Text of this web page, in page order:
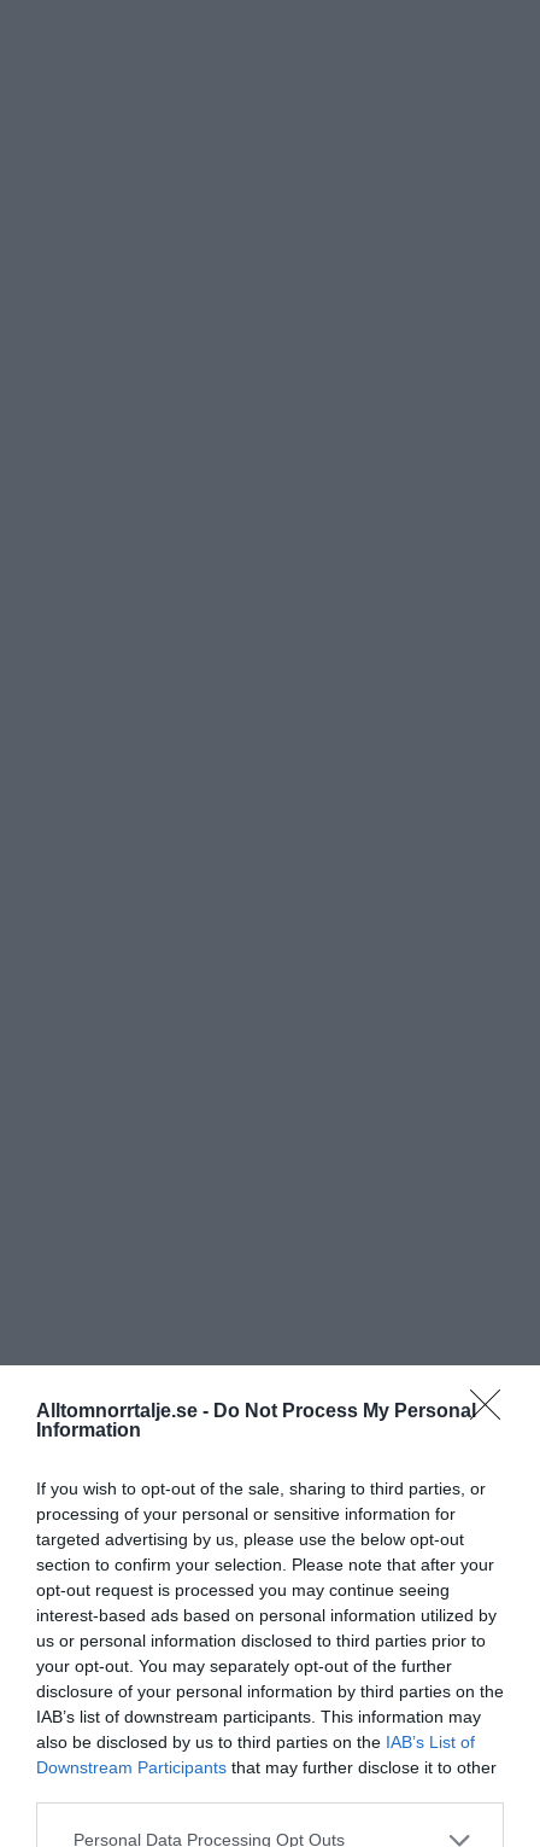
Alltomnorrtalje.se - Do Not Process My Personal
Information
If you wish to opt-out of the sale, sharing to third parties, or
processing of your personal or sensitive information for
targeted advertising by us, please use the below opt-out
section to confirm your selection. Please note that after your
opt-out request is processed you may continue seeing
interest-based ads based on personal information utilized by
us or personal information disclosed to third parties prior to
your opt-out. You may separately opt-out of the further
disclosure of your personal information by third parties on the
IAB’s list of downstream participants. This information may
also be disclosed by us to third parties on the IAB’s List of
Downstream Participants that may further disclose it to other
Personal Data Processing Opt Outs